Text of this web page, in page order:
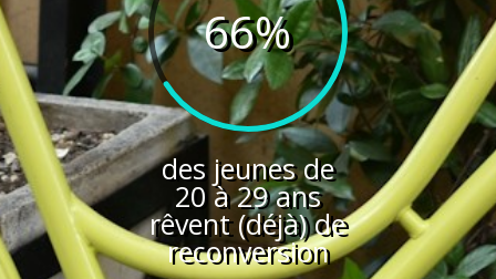
66%
des jeunes de
20 à 29 ans
rêvent (déjà) de
reconversion